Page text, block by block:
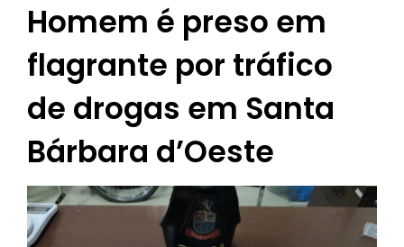
Homem é preso em
flagrante por tráfico
de drogas em Santa
Bárbara d’Oeste